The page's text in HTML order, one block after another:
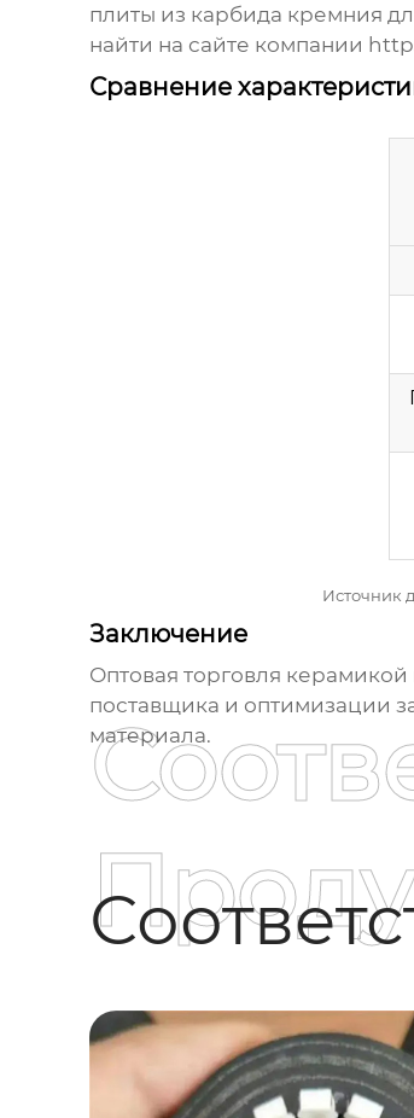
плиты из карбида кремния
найти на сайте компании
Сравнение
Источник
Заключение
Оптовая торговля
поставщика и оптимизации
материала.